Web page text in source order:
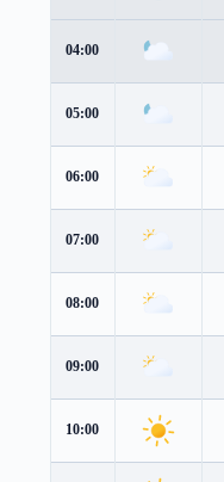
04:00
05:00
06:00
07:00
08:00
09:00
10:00